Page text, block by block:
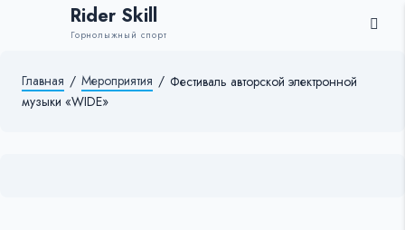
Rider Skill
Горнолыжный спорт
Главная / Мероприятия / Фестиваль авторской электронной
музыки «WIDE»